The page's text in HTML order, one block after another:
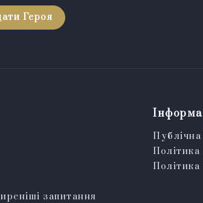
Героя
запитання
Політика